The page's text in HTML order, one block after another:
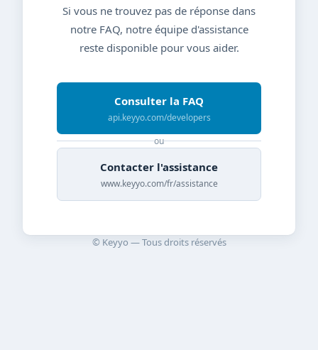
Si vous ne trouvez pas de réponse dans
notre FAQ, notre équipe d'assistance
reste disponible pour vous aider.
Consulter la FAQ
api.keyyo.com/developers
ou
Contacter l'assistance
www.keyyo.com/fr/assistance
© Keyyo — Tous droits réservés